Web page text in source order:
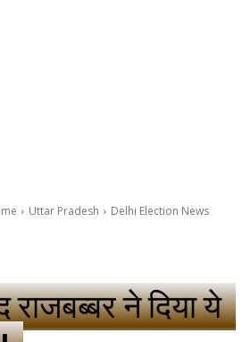
Uttar Pradesh Delhi Election News
ने दिया ये